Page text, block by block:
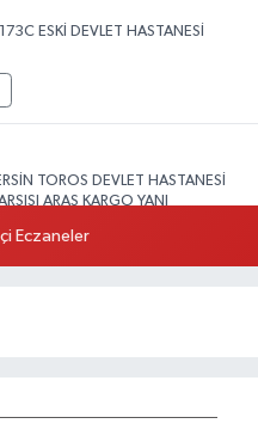
ESKİ DEVLET HASTANESİ
TOROS DEVLET HASTANESİ
ARAS KARGO YANI
Eczaneler